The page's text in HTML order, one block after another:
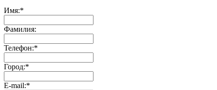
Имя:*
Фамилия:
Телефон:*
Город:*
E-mail:*